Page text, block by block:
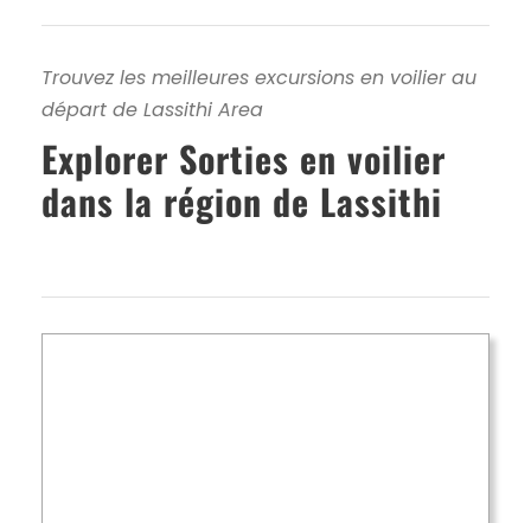
Trouvez les meilleures excursions en voilier au
départ de Lassithi Area
Explorer Sorties en voilier
dans la région de Lassithi